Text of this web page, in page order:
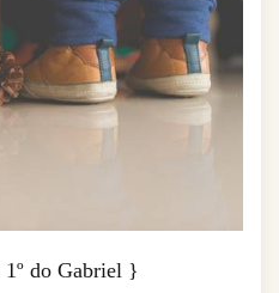
do Gabriel }